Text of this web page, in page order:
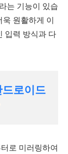
는 기능이 있습
원활하게 이
입력 방식과 다
로이드
로 미러링하여